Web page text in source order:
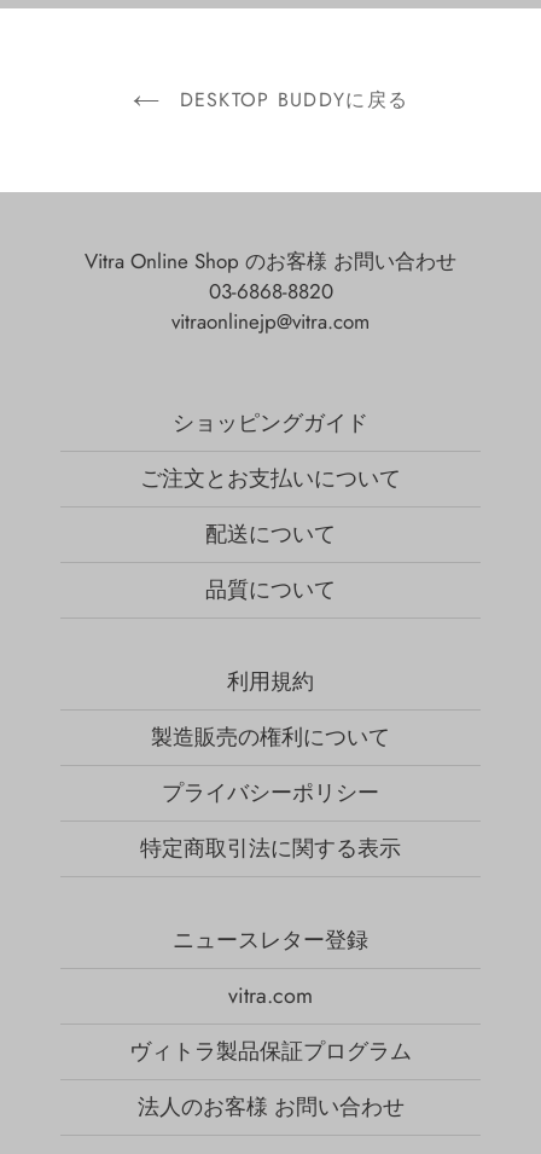
DESKTOP BUDDYに戻る
Vitra Online Shop のお客様 お問い合わせ
03-6868-8820
vitraonlinejp@vitra.com
ショッピングガイド
ご注文とお支払いについて
配送について
品質について
利用規約
製造販売の権利について
プライバシーポリシー
特定商取引法に関する表示
ニュースレター登録
vitra.com
ヴィトラ製品保証プログラム
法人のお客様 お問い合わせ